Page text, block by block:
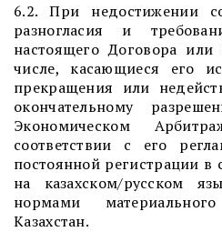
6.2.При недостижении
разногласия и
настоящего Договора
числе, касающиеся его
прекращения или
окончательному
Экономическом
соответствии с его
постоянной регистрации в
на казахском/русском
нормами
Казахстан.